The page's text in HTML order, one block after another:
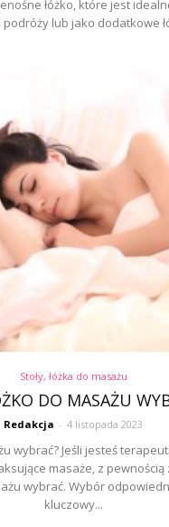
łóżko, które jest
lub jako dodatkowe
Stoły, łóżka do masażu
DO MASAŻU
Redakcja - 4 listopada 2023
wybrać? Jeśli jesteś
masaże, z
wybrać. Wybór
kluczowy...